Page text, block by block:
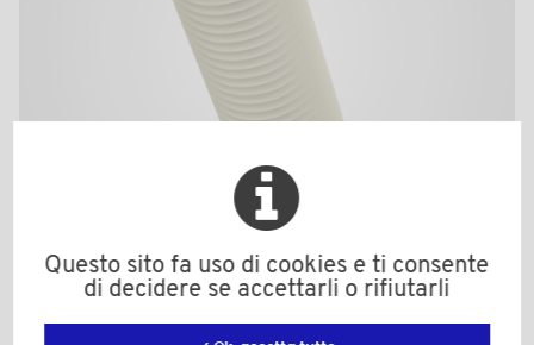
551335A
Questo sito fa uso di cookies e ti consente
di decidere se accettarli o rifiutarli